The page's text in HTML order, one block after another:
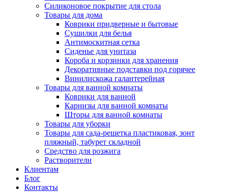
Силиконовое покрытие для стола
Товары для дома
Коврики придверные и бытовые
Сушилки для белья
Антимоскитная сетка
Сиденье для унитаза
Короба и корзинки для хранения
Декоративные подставки под горячее
Винилискожа галантерейная
Товары для ванной комнаты
Коврики для ванной
Карнизы для ванной комнаты
Шторы для ванной комнаты
Товары для уборки
Товары для сада-решетка пластиковая, зонт
пляжный, табурет складной
Средство для розжига
Растворители
Клиентам
Блог
Контакты